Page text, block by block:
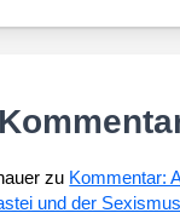
zu Kommentar:
und der Sexismus